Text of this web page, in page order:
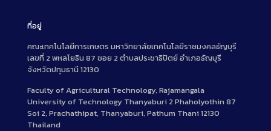
ที่อยู่
คณะเทคโนโลยีการเกษตร มหาวิทยาลัยเทคโนโลยีราชมงคลธัญบุรี
เลขที่ 2 พหลโยธิน 87 ซอย 2 ตำบลประชาธิปัตย์ อำเภอธัญบุรี
จังหวัดปทุมธานี 12130
Faculty of Agricultural Technology, Rajamangala
University of Technology Thanyaburi 2 Phaholyothin 87
Soi 2, Prachathipat, Thanyaburi, Pathum Thani 12130
Thailand